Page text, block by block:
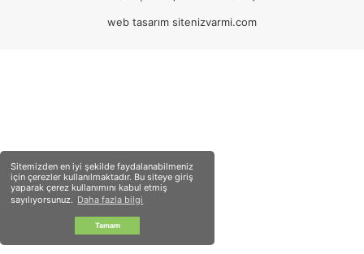
Sitemizden en iyi şekilde faydalanabilmeniz
için çerezler kullanılmaktadır. Bu siteye giriş
yaparak çerez kullanımını kabul etmiş
sayılıyorsunuz. Daha fazla bilgi
Tamam
web tasarım sitenizvarmi.com